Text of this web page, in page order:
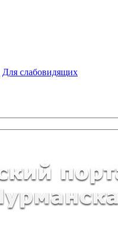
Для слабовидящих